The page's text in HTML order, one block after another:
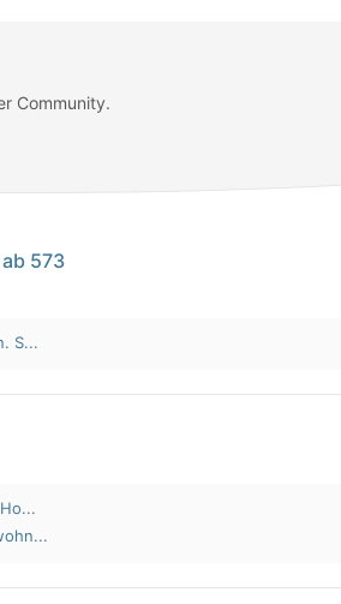
Community.
573
S...